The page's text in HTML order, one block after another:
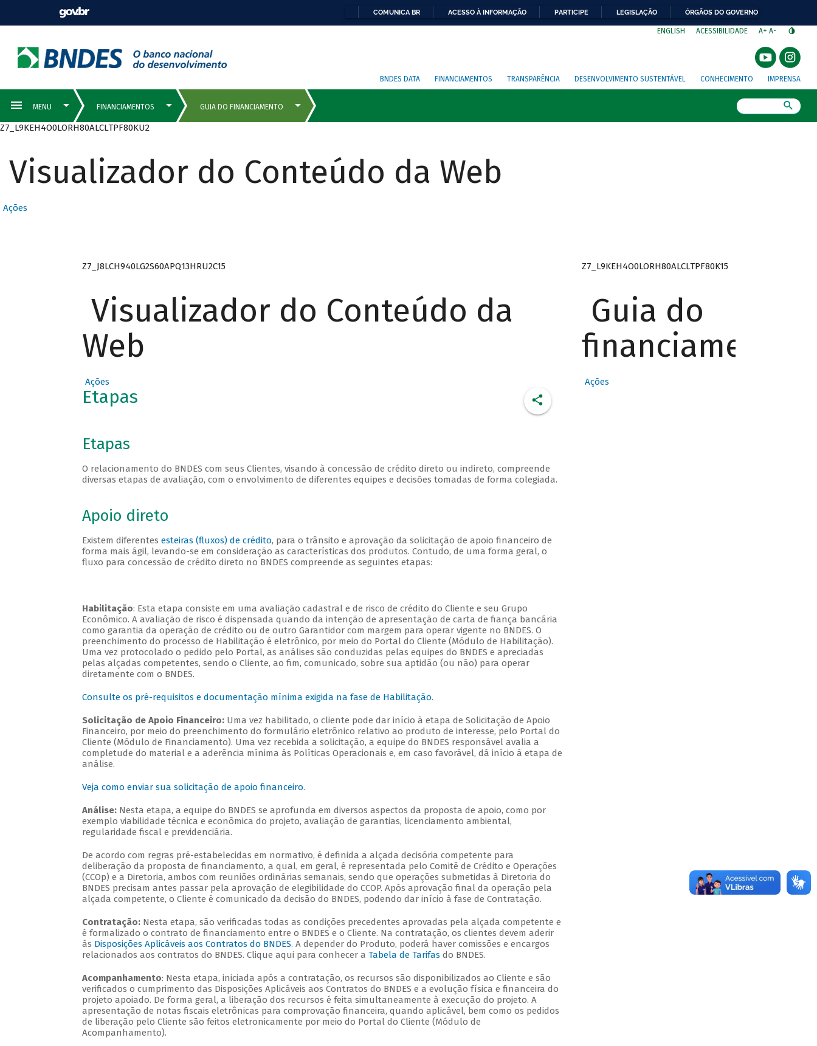
COMUNICA BR ACESSO À INFORMAÇÃO PARTICIPE LEGISLAÇÃO ÓRGÃOS DO GOVERNO
ENGLISH ACESSIBILIDADE A+ A-
BNDES DATA FINANCIAMENTOS TRANSPARÊNCIA DESENVOLVIMENTO SUSTENTÁVEL CONHECIMENTO IMPRENSA
Z7_L9KEH4O0LORH80ALCLTPF80KU2
Visualizador do Conteúdo da Web
Ações
Z7_J8LCH940LG2S60APQ13HRU2C15
Visualizador do Conteúdo da
Web
Ações
Etapas
Etapas
O relacionamento do BNDES com seus Clientes, visando à concessão de crédito direto ou indireto, compreende
diversas etapas de avaliação, com o envolvimento de diferentes equipes e decisões tomadas de forma colegiada.
Apoio direto
Existem diferentes esteiras (fluxos) de crédito, para o trânsito e aprovação da solicitação de apoio financeiro de
forma mais ágil, levando-se em consideração as características dos produtos. Contudo, de uma forma geral, o
fluxo para concessão de crédito direto no BNDES compreende as seguintes etapas:
Habilitação: Esta etapa consiste em uma avaliação cadastral e de risco de crédito do Cliente e seu Grupo
Econômico. A avaliação de risco é dispensada quando da intenção de apresentação de carta de fiança bancária
como garantia da operação de crédito ou de outro Garantidor com margem para operar vigente no BNDES. O
preenchimento do processo de Habilitação é eletrônico, por meio do Portal do Cliente (Módulo de Habilitação).
Uma vez protocolado o pedido pelo Portal, as análises são conduzidas pelas equipes do BNDES e apreciadas
pelas alçadas competentes, sendo o Cliente, ao fim, comunicado, sobre sua aptidão (ou não) para operar
diretamente com o BNDES.
Consulte os pré-requisitos e documentação mínima exigida na fase de Habilitação.
Solicitação de Apoio Financeiro: Uma vez habilitado, o cliente pode dar início à etapa de Solicitação de Apoio
Financeiro, por meio do preenchimento do formulário eletrônico relativo ao produto de interesse, pelo Portal do
Cliente (Módulo de Financiamento). Uma vez recebida a solicitação, a equipe do BNDES responsável avalia a
completude do material e a aderência mínima às Políticas Operacionais e, em caso favorável, dá início à etapa de
análise.
Veja como enviar sua solicitação de apoio financeiro.
Análise:Nesta etapa, a equipe do BNDES se aprofunda em diversos aspectos da proposta de apoio, como por
exemplo viabilidade técnica e econômica do projeto, avaliação de garantias, licenciamento ambiental,
regularidade fiscal e previdenciária.
De acordo com regras pré-estabelecidas em normativo, é definida a alçada decisória competente para
deliberação da proposta de financiamento, a qual, em geral, é representada pelo Comitê de Crédito e Operações
(CCOp) e a Diretoria, ambos com reuniões ordinárias semanais, sendo que operações submetidas à Diretoria do
BNDES precisam antes passar pela aprovação de elegibilidade do CCOP. Após aprovação final da operação pela
alçada competente, o Cliente é comunicado da decisão do BNDES, podendo dar início à fase de Contratação.
Contratação: Nesta etapa, são verificadas todas as condições precedentes aprovadas pela alçada competente e
é formalizado o contrato de financiamento entre o BNDES e o Cliente. Na contratação, os clientes devem aderir
às Disposições Aplicáveis aos Contratos do BNDES. A depender do Produto, poderá haver comissões e encargos
relacionados aos contratos do BNDES. Clique aqui para conhecer a Tabela de Tarifas do BNDES.
Acompanhamento: Nesta etapa, iniciada após a contratação, os recursos são disponibilizados ao Cliente e são
verificados o cumprimento das Disposições Aplicáveis aos Contratos do BNDES e a evolução física e financeira do
projeto apoiado. De forma geral, a liberação dos recursos é feita simultaneamente à execução do projeto. A
apresentação de notas fiscais eletrônicas para comprovação financeira, quando aplicável, bem como os pedidos
de liberação pelo Cliente são feitos eletronicamente por meio do Portal do Cliente (Módulo de
Acompanhamento).
Z7_L9KEH4O0LORH80ALCLTPF80K15
Guia do
financiamento
Ações